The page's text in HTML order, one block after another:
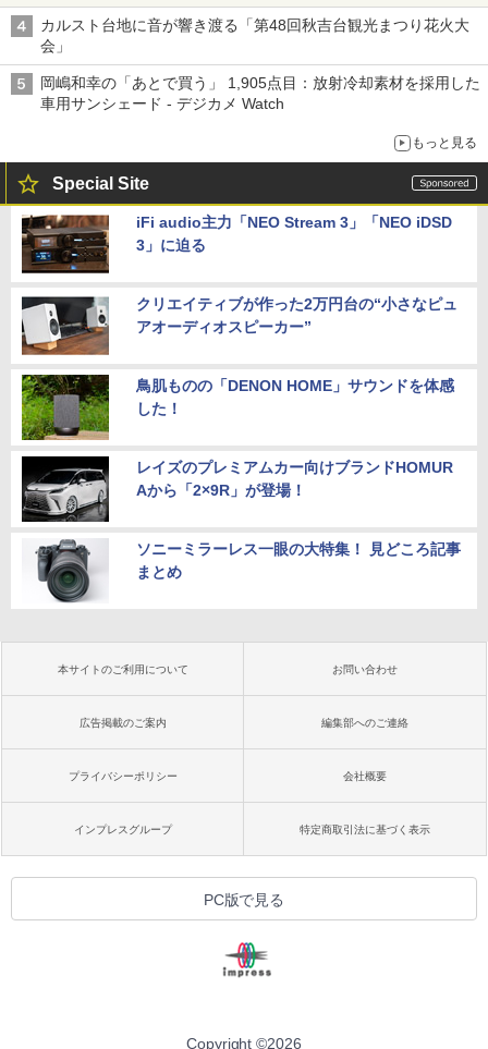
カルスト台地に音が響き渡る「第48回秋吉台観光まつり花火大
会」
岡嶋和幸の「あとで買う」 1,905点目：放射冷却素材を採用した
車用サンシェード - デジカメ Watch
もっと見る
Special Site
iFi audio主力「NEO Stream 3」「NEO iDSD
3」に迫る
クリエイティブが作った2万円台の“小さなピュ
アオーディオスピーカー”
鳥肌ものの「DENON HOME」サウンドを体感
した！
レイズのプレミアムカー向けブランドHOMUR
Aから「2×9R」が登場！
ソニーミラーレス一眼の大特集！ 見どころ記事
まとめ
本サイトのご利用について お問い合わせ
広告掲載のご案内 編集部へのご連絡
プライバシーポリシー 会社概要
インプレスグループ 特定商取引法に基づく表示
PC版で見る
Copyright ©2026